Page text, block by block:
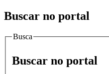
Buscar no portal
Busca
Buscar no portal